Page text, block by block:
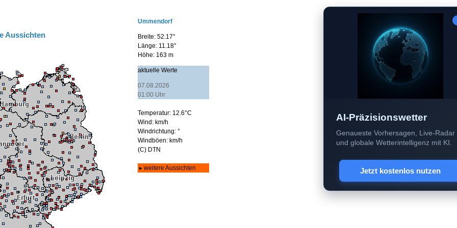
Aussichten
AI-Präzisionswetter
Genaueste Vorhersagen, Live-Radar
und globale Wetterintelligenz mit KI.
Jetzt kostenlos nutzen